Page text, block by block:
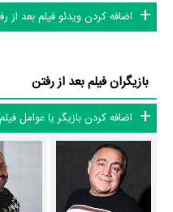
در خلاصه داستانی که یا از سوی تیم
داستان بعد از رفتن منتشر شده
فیلم بعد از رفتن و کارنامه فعالیت
از نظر تاریخچه فعالیت کارگردان و
جذابی را می‌توان بیان کرد. براساس
فعالیت 20ام بازیگران این اثر است.
همچنین
رضا نجاتیکارگردان بعد از
اضافه کردن ویدئو فیلم بعد از
بازیگران فیلم بعد از رفتن
اضافه کردن بازیگر یا عوامل